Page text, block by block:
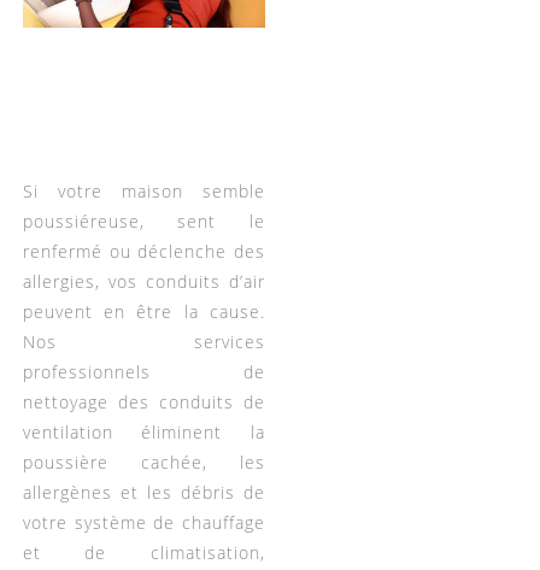
Si votre maison semble
poussiéreuse, sent le
renfermé ou déclenche des
allergies, vos conduits d’air
peuvent en être la cause.
Nos services
professionnels de
nettoyage des conduits de
ventilation éliminent la
poussière cachée, les
allergènes et les débris de
votre système de chauffage
et de climatisation,